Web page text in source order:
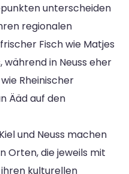
unterscheiden
regionalen
Fisch wie Matjes
während in Neuss eher
Rheinischer
Ääd auf den
und Neuss machen
Orten, die jeweils mit
kulturellen